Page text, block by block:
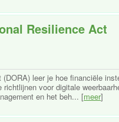
Resilience Act
leer je hoe financiële
voor digitale
en het beh... [meer]